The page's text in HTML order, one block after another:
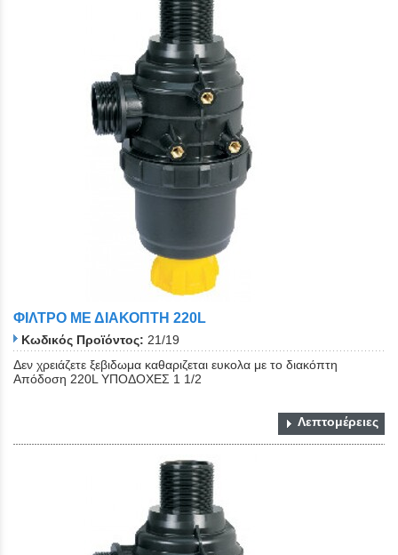
ΦΙΛΤΡΟ ΜΕ ΔΙΑΚΟΠΤΗ 220L
Κωδικός Προϊόντος: 21/19
Δεν χρειάζετε ξεβιδωμα καθαριζεται ευκολα με το διακόπτη
Απόδοση 220L ΥΠΟΔΟΧΕΣ 1 1/2
Λεπτομέρειες